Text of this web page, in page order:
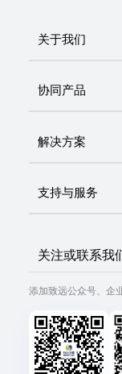
关于我们
协同产品
解决方案
支持与服务
关注或联系我
添加致远公众号、企